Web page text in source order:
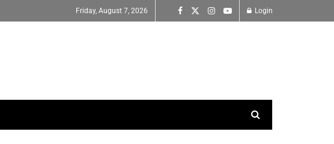
Friday, August 7, 2026 Login